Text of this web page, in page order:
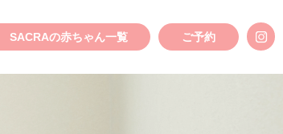
SACRAの赤ちゃん一覧 ご予約